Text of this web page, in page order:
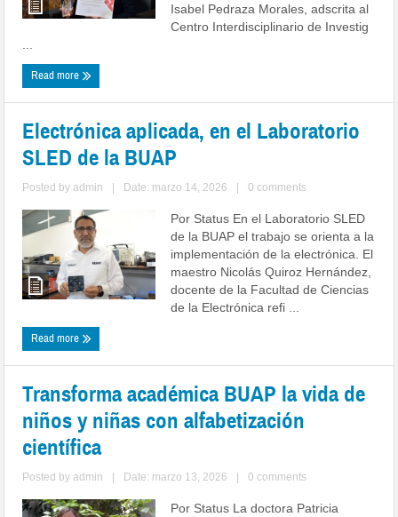
Isabel Pedraza Morales, adscrita al
Centro Interdisciplinario de Investig
Read more
Electrónica aplicada, en el Laboratorio
SLED de la BUAP
Posted byadmin Date: marzo 14, 2026 0 comments
Por Status En el Laboratorio SLED
de la BUAP el trabajo se orienta a la
implementación de la electrónica. El
maestro Nicolás Quiroz Hernández,
docente de la Facultad de Ciencias
de la Electrónica refi ...
Read more
Transforma académica BUAP la vida de
niños y niñas con alfabetización
científica
Posted byadmin Date: marzo 13, 2026 0 comments
Por Status La doctora Patricia